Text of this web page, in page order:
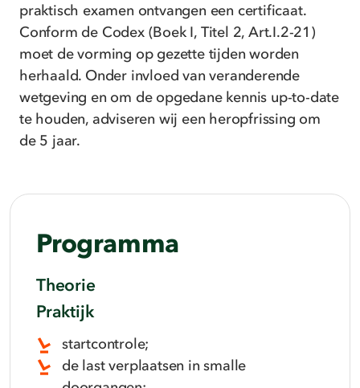
praktisch examen ontvangen een certificaat.
Conform de Codex (Boek I, Titel 2, Art.I.2-21)
moet de vorming op gezette tijden worden
herhaald. Onder invloed van veranderende
wetgeving en om de opgedane kennis up-to-date
te houden, adviseren wij een heropfrissing om
de 5 jaar.
Programma
Theorie
Praktijk
startcontrole;
de last verplaatsen in smalle